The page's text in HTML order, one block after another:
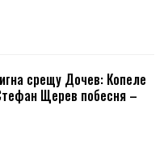
срещу Дочев: Копеле
Щерев побесня –